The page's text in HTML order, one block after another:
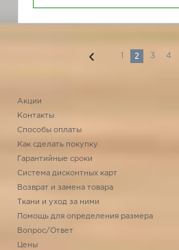
1 2 3 4
Акции
Контакты
Способы оплаты
Как сделать покупку
Гарантийные сроки
Система дисконтных карт
Возврат и замена товара
Ткани и уход за ними
Помощь для определения размера
Вопрос/Ответ
Цены